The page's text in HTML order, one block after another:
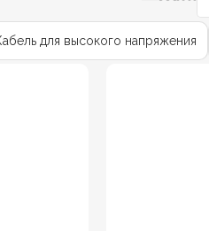
для высокого напряжения